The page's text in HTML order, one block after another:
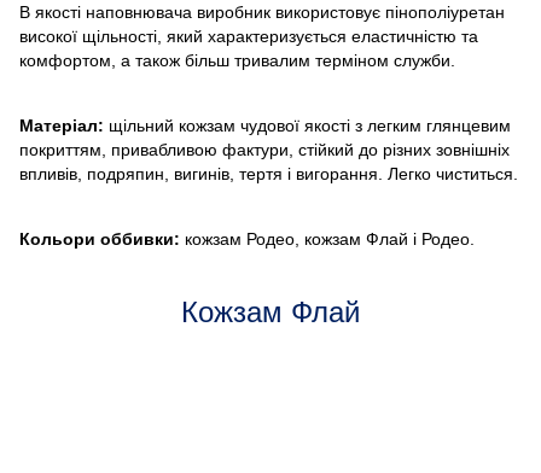
В якості наповнювача виробник використовує пінополіуретан
високої щільності, який характеризується еластичністю та
комфортом, а також більш тривалим терміном служби.
Матеріал: щільний кожзам чудової якості з легким глянцевим
покриттям, привабливою фактури, стійкий до різних зовнішніх
впливів, подряпин, вигинів, тертя і вигорання. Легко чиститься.
Кольори оббивки: кожзам Родео, кожзам Флай і Родео.
Кожзам Флай